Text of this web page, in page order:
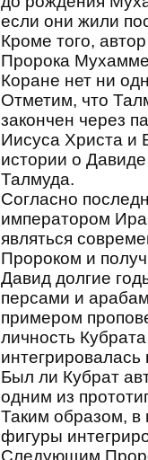
если они жили
Кроме того,
Пророка
Коране нет ни
Отметим, что
закончен через
Иисуса Христа и
истории о
Талмуда.
Согласно
императором
являться
Пророком и
Давид долгие
персами и
примером
личность
Был ли Кубрат
одним из
Таким образом, в
фигуры
Следующим